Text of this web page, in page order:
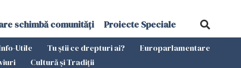
schimbă comunități Proiecte Speciale
Utile Tu știi ce drepturi ai?
Europarlamentare
Cultură și Tradiții